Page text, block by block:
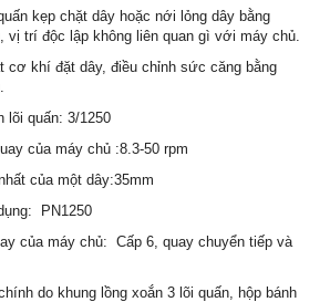
kẹp chặt dây hoặc nới lỏng dây bằng
vị trí độc lập không liên quan gì với máy chủ.
cơ khí đặt dây, điều chỉnh sức căng bằng
lõi quấn: 3/1250
của máy chủ :8.3-50 rpm
của một dây:35mm
PN1250
của máy chủ:  Cấp 6, quay chuyển tiếp và
do khung lồng xoắn 3 lõi quấn, hộp bánh